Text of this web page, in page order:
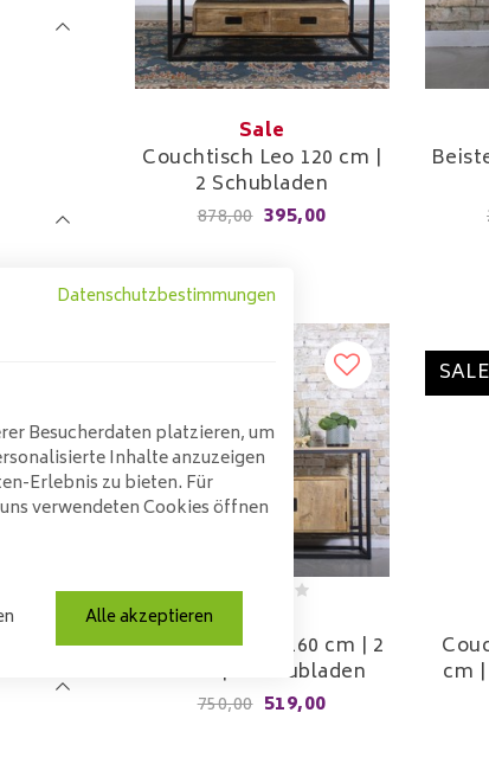
Sale
Couchtisch Leo 120 cm |
2 Schubladen
878,00 395,00
Sideboard Leo 160 cm | 2
Türen | 2 Schubladen
750,00 519,00
SALE
cm
Datenschutzbestimmungen
Besucherdaten platzieren, um
Inhalte anzuzeigen
Erlebnis zu bieten. Für
verwendeten Cookies öffnen
Alle akzeptieren